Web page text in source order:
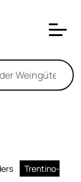
Trentino-